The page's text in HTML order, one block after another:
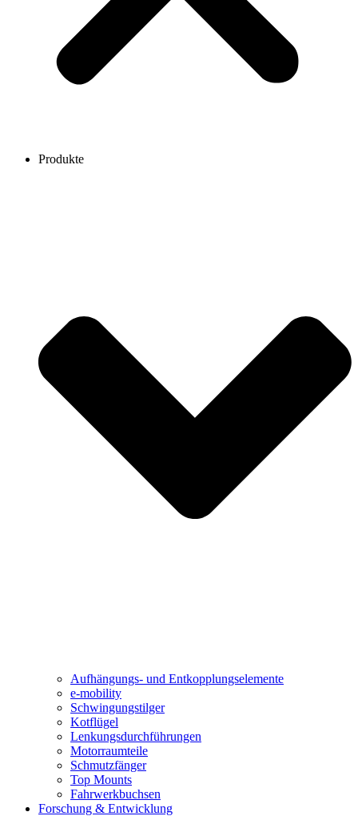
Produkte
Aufhängungs- und Entkopplungselemente
e-mobility
Schwingungstilger
Kotflügel
Lenkungsdurchführungen
Motorraumteile
Schmutzfänger
Top Mounts
Fahrwerkbuchsen
Forschung & Entwicklung